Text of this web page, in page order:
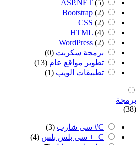
ASP.NET (5)
Bootstrap (2)
CSS (2)
HTML (4)
WordPress (2)
برمجة سكربت (0)
تطوير مواقع عام (13)
تطبيقات الويب (1)
برمجة
(38)
C# سى شارب
(3)
C++ سى بلس بلس
(4)